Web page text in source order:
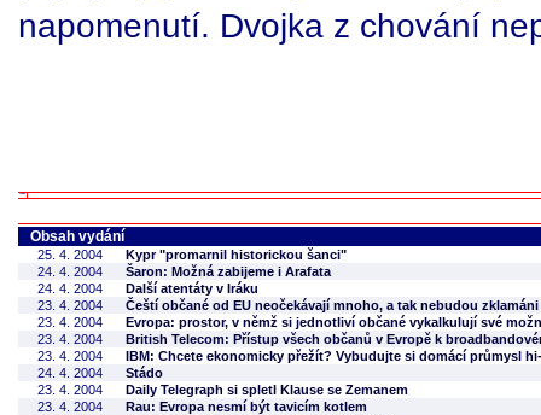
napomenutí. Dvojka z chování
Obsah vydání
25. 4. 2004
Kypr "promarnil historickou šanci"
24. 4. 2004
Šaron: Možná zabijeme i Arafata
24. 4. 2004
Další atentáty v Iráku
23. 4. 2004
Čeští občané od EU neočekávají mnoho, a tak nebudou zklamáni
23. 4. 2004
Evropa: prostor, v němž si jednotliví občané vykalkulují své
23. 4. 2004
British Telecom: Přístup všech občanů v Evropě k
23. 4. 2004
IBM: Chcete ekonomicky přežít? Vybudujte si domácí průmysl
24. 4. 2004
Stádo
23. 4. 2004
Daily Telegraph si spletl Klause se Zemanem
23. 4. 2004
Rau: Evropa nesmí být tavicím kotlem